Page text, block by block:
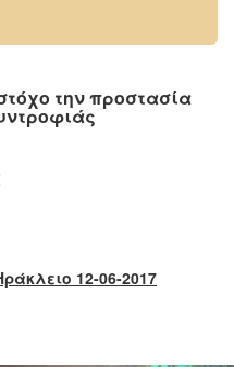
την προστασία
12-06-2017